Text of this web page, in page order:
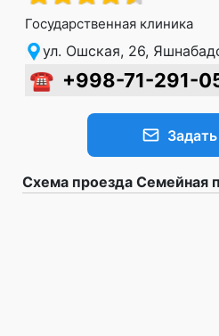
Государственная клиника
ул. Ошская, 26,
☎ +998-71-291-
Схема проезда Семейная